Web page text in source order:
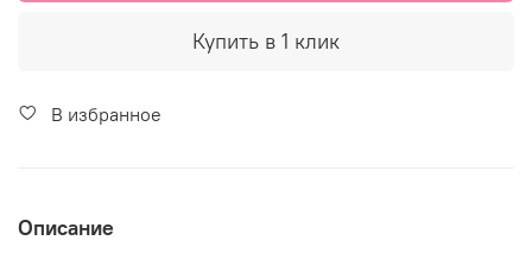
Купить в 1 клик
В избранное
Описание